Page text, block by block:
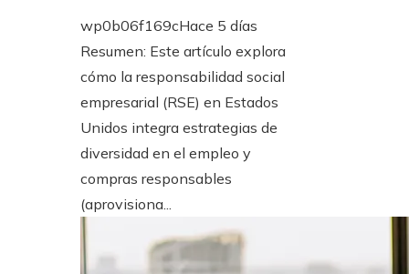
wp0b06f169cHace 5 días
Resumen: Este artículo explora
cómo la responsabilidad social
empresarial (RSE) en Estados
Unidos integra estrategias de
diversidad en el empleo y
compras responsables
(aprovisiona...